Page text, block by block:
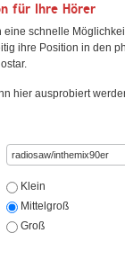
für Ihre Hörer
eine schnelle
ihre Position in den
hier ausprobiert
Klein
Mittelgroß
Groß